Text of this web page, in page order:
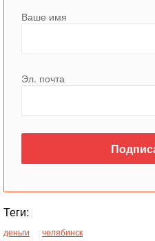
Ваше имя
Эл. почта
Теги:
деньги челябинск